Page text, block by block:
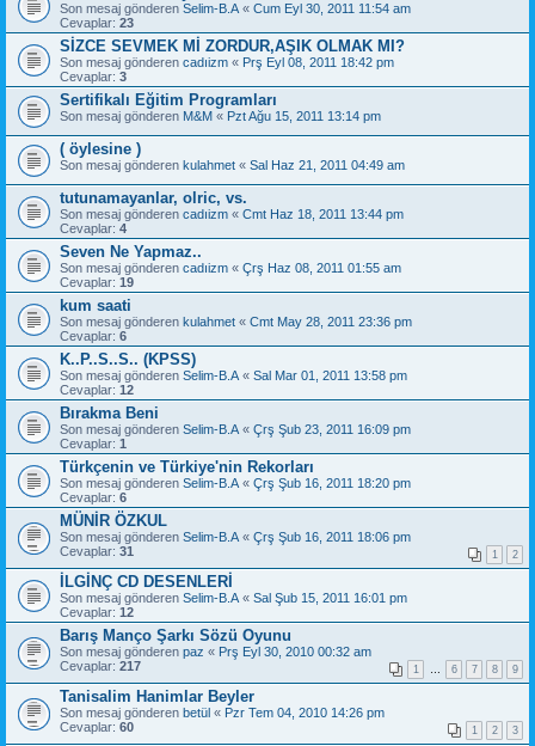
Son mesaj gönderen Selim-B.A « Cum Eyl 30, 2011 11:54 am
Cevaplar: 23
SİZCE SEVMEK Mİ ZORDUR,AŞIK OLMAK MI?
Son mesaj gönderen cadıizm « Prş Eyl 08, 2011 18:42 pm
Cevaplar: 3
Sertifikalı Eğitim Programları
Son mesaj gönderen M&M « Pzt Ağu 15, 2011 13:14 pm
( öylesine )
Son mesaj gönderen kulahmet « Sal Haz 21, 2011 04:49 am
tutunamayanlar, olric, vs.
Son mesaj gönderen cadıizm « Cmt Haz 18, 2011 13:44 pm
Cevaplar: 4
Seven Ne Yapmaz..
Son mesaj gönderen cadıizm « Çrş Haz 08, 2011 01:55 am
Cevaplar: 19
kum saati
Son mesaj gönderen kulahmet « Cmt May 28, 2011 23:36 pm
Cevaplar: 6
K..P..S..S.. (KPSS)
Son mesaj gönderen Selim-B.A « Sal Mar 01, 2011 13:58 pm
Cevaplar: 12
Bırakma Beni
Son mesaj gönderen Selim-B.A « Çrş Şub 23, 2011 16:09 pm
Cevaplar: 1
Türkçenin ve Türkiye'nin Rekorları
Son mesaj gönderen Selim-B.A « Çrş Şub 16, 2011 18:20 pm
Cevaplar: 6
MÜNİR ÖZKUL
Son mesaj gönderen Selim-B.A « Çrş Şub 16, 2011 18:06 pm
Cevaplar: 31 1 2
İLGİNÇ CD DESENLERİ
Son mesaj gönderen Selim-B.A « Sal Şub 15, 2011 16:01 pm
Cevaplar: 12
Barış Manço Şarkı Sözü Oyunu
Son mesaj gönderen paz « Prş Eyl 30, 2010 00:32 am
Cevaplar: 217 1 6 7 8 9
Tanisalim Hanimlar Beyler
Son mesaj gönderen betül « Pzr Tem 04, 2010 14:26 pm
Cevaplar: 60 1 2 3